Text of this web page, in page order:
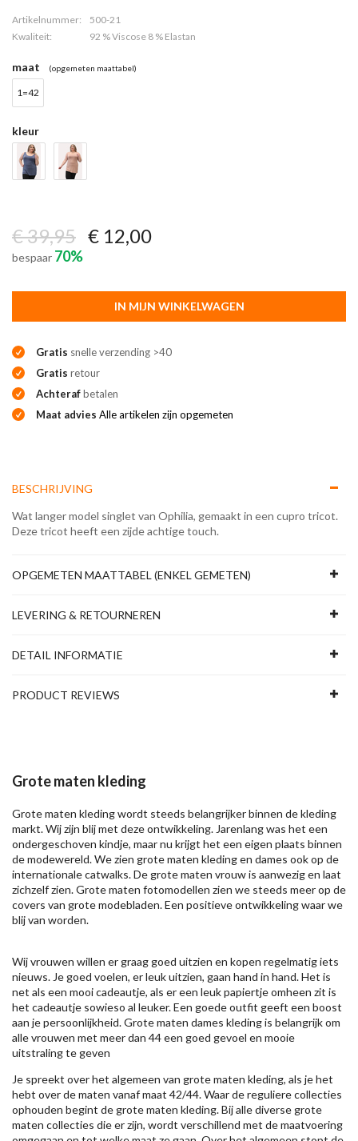
Artikelnummer:
500-21
Kwaliteit:
92 % Viscose 8 % Elastan
maat (opgemeten maattabel)
1=42
kleur
€ 39,95 € 12,00
bespaar 70%
IN MIJN WINKELWAGEN
Gratis snelle verzending >40
Gratis retour
Achterafbetalen
Maat advies Alle artikelen zijn opgemeten
BESCHRIJVING
Wat langer model singlet van Ophilia, gemaakt in een cupro tricot.
Deze tricot heeft een zijde achtige touch.
OPGEMETEN MAATTABEL (ENKEL GEMETEN)
LEVERING & RETOURNEREN
DETAIL INFORMATIE
PRODUCT REVIEWS
Grote maten kleding
Grote maten kleding wordt steeds belangrijker binnen de kleding
markt. Wij zijn blij met deze ontwikkeling. Jarenlang was het een
ondergeschoven kindje, maar nu krijgt het een eigen plaats binnen
de modewereld. We zien grote maten kleding en dames ook op de
internationale catwalks. De grote maten vrouw is aanwezig en laat
zichzelf zien. Grote maten fotomodellen zien we steeds meer op de
covers van grote modebladen. Een positieve ontwikkeling waar we
blij van worden.
Wij vrouwen willen er graag goed uitzien en kopen regelmatig iets
nieuws. Je goed voelen, er leuk uitzien, gaan hand in hand. Het is
net als een mooi cadeautje, als er een leuk papiertje omheen zit is
het cadeautje sowieso al leuker. Een goede outfit geeft een boost
aan je persoonlijkheid. Grote maten dames kleding is belangrijk om
alle vrouwen met meer dan 44 een goed gevoel en mooie
uitstraling te geven
Je spreekt over het algemeen van grote maten kleding, als je het
hebt over de maten vanaf maat 42/44. Waar de reguliere collecties
ophouden begint de grote maten kleding. Bij alle diverse grote
maten collecties die er zijn, wordt verschillend met de maatvoering